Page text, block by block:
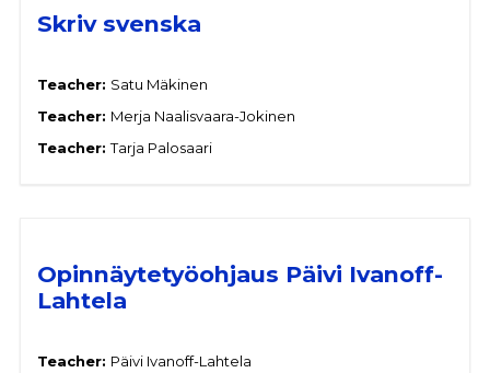
Skriv svenska
Teacher: Satu Mäkinen
Teacher: Merja Naalisvaara-Jokinen
Teacher:Tarja Palosaari
Opinnäytetyöohjaus Päivi Ivanoff-
Lahtela
Teacher: Päivi Ivanoff-Lahtela